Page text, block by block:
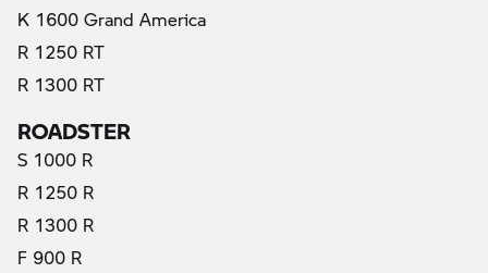
K 1600 Grand America
R 1250 RT
R 1300 RT
ROADSTER
S 1000 R
R 1250 R
R 1300 R
F 900 R